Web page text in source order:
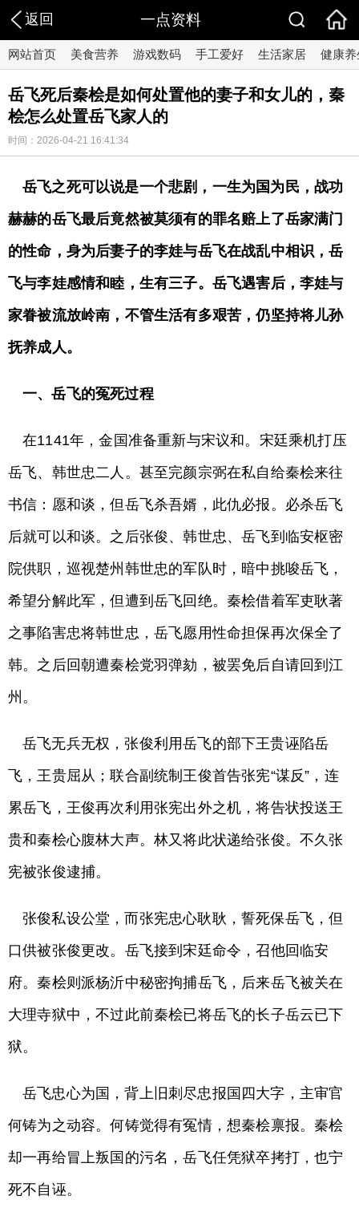
返回 一点资料
网站首页 美食营养 游戏数码 手工爱好 生活家居 健康养
​岳飞死后秦桧是如何处置他的妻子和女儿的，秦
桧怎么处置岳飞家人的
时间：2026-04-21 16:41:34
岳飞之死可以说是一个悲剧，一生为国为民，战功
赫赫的岳飞最后竟然被莫须有的罪名赔上了岳家满门
的性命，身为后妻子的李娃与岳飞在战乱中相识，岳
飞与李娃感情和睦，生有三子。岳飞遇害后，李娃与
家眷被流放岭南，不管生活有多艰苦，仍坚持将儿孙
抚养成人。
一、岳飞的冤死过程
在1141年，金国准备重新与宋议和。宋廷乘机打压
岳飞、韩世忠二人。甚至完颜宗弼在私自给秦桧来往
书信：愿和谈，但岳飞杀吾婿，此仇必报。必杀岳飞
后就可以和谈。之后张俊、韩世忠、岳飞到临安枢密
院供职，巡视楚州韩世忠的军队时，暗中挑唆岳飞，
希望分解此军，但遭到岳飞回绝。秦桧借着军吏耿著
之事陷害忠将韩世忠，岳飞愿用性命担保再次保全了
韩。之后回朝遭秦桧党羽弹劾，被罢免后自请回到江
州。
岳飞无兵无权，张俊利用岳飞的部下王贵诬陷岳
飞，王贵屈从；联合副统制王俊首告张宪“谋反”，连
累岳飞，王俊再次利用张宪出外之机，将告状投送王
贵和秦桧心腹林大声。林又将此状递给张俊。不久张
宪被张俊逮捕。
张俊私设公堂，而张宪忠心耿耿，誓死保岳飞，但
口供被张俊更改。岳飞接到宋廷命令，召他回临安
府。秦桧则派杨沂中秘密拘捕岳飞，后来岳飞被关在
大理寺狱中，不过此前秦桧已将岳飞的长子岳云已下
狱。
岳飞忠心为国，背上旧刺尽忠报国四大字，主审官
何铸为之动容。何铸觉得有冤情，想秦桧禀报。秦桧
却一再给冒上叛国的污名，岳飞任凭狱卒拷打，也宁
死不自诬。